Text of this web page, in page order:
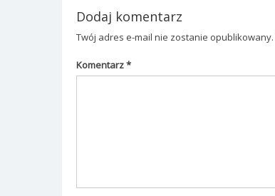
Dodaj komentarz
Twój adres e-mail nie zostanie opublikowany.
Komentarz*